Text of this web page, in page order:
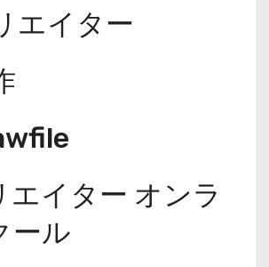
エイター
エイター オンラ
ール